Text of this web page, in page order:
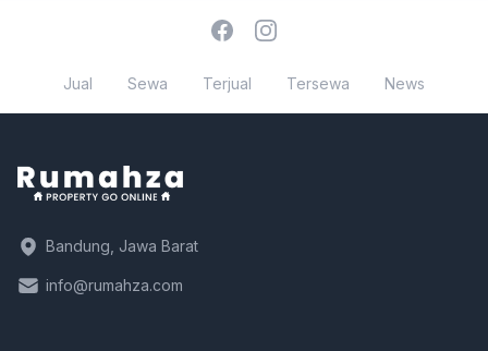
FacebookInstagram
Jual Sewa Terjual Tersewa News
Bandung, Jawa Barat
info@rumahza.com